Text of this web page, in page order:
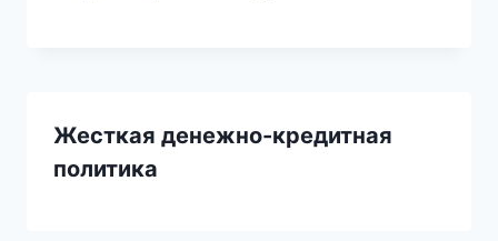
Жесткая денежно-кредитная
политика